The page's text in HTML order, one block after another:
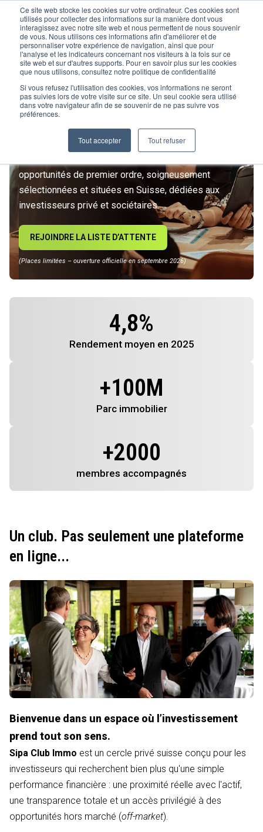
Ce site web stocke les cookies sur votre ordinateur. Ces cookies sont
utilisés pour collecter des informations sur la manière dont vous
interagissez avec notre site web et nous permettent de nous souvenir
de vous. Nous utilisons ces informations afin d'améliorer et de
personnaliser votre expérience de navigation, ainsi que pour
l'analyse et les indicateurs concernant nos visiteurs à la fois sur ce
site web et sur d'autres supports. Pour en savoir plus sur les cookies
que nous utilisons, consultez notre politique de confidentialité
Si vous refusez l'utilisation des cookies, vos informations ne seront
pas suivies lors de votre visite sur ce site. Un seul cookie sera utilisé
dans votre navigateur afin de se souvenir de ne pas suivre vos
préférences.
Tout accepter Tout refuser
L’IMMOBILIER
D’INVESTISSEMENT ENTRE
DANS UNE NOUVELLE ÈRE
Rejoignez le premier club privé d'investissement
opportunités de premier ordre, soigneusement
sélectionnées et situées en Suisse, dédiées aux
investisseurs privé et sociétaires.
REJOINDRE LA LISTE D’ATTENTE
(Places limitées – ouverture officielle en septembre 2026)
4,8%
Rendement moyen en 2025
+100M
Parc immobilier
+2000
membres accompagnés
Un club. Pas seulement une plateforme
en ligne...
Bienvenue dans un espace où l’investissement
prend tout son sens.
Sipa Club Immo est un cercle privé suisse conçu pour les
investisseurs qui recherchent bien plus qu'une simple
performance financière : une proximité réelle avec l'actif,
une transparence totale et un accès privilégié à des
opportunités hors marché (off-market).